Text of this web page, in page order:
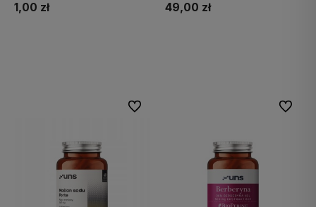
1,00 zł 49,00 zł
Do ulubionych Do